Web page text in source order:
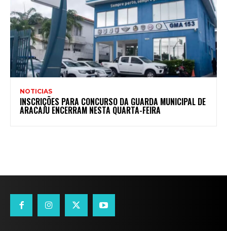
NOTICIAS
INSCRIÇÕES PARA CONCURSO DA GUARDA MUNICIPAL DE
ARACAJU ENCERRAM NESTA QUARTA-FEIRA